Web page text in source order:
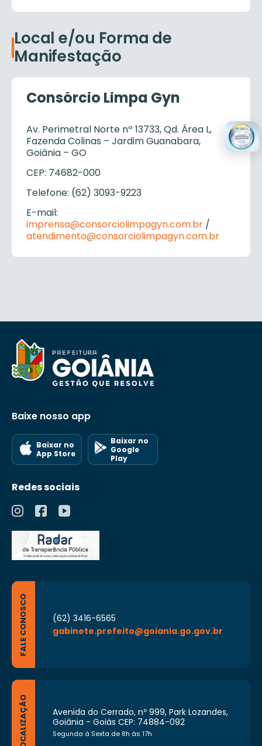
Local e/ou Forma de
Manifestação
Consórcio Limpa Gyn
Av. Perimetral Norte nº 13733, Qd. Área L,
Fazenda Colinas – Jardim Guanabara,
Goiânia – GO
CEP: 74682-000
Telefone: (62) 3093-9223
E-mail:
imprensa@consorciolimpagyn.com.br /
atendimento@consorciolimpagyn.com.br
Baixe nosso app
Baixar no
App Store
Baixar no
Google
Play
Redes sociais
FALE CONOSCO
(62) 3416-6565
gabinete.prefeito@goiania.go.gov.br
LOCALIZAÇÃO
Avenida do Cerrado, nº 999, Park Lozandes,
Goiânia - Goiás CEP: 74884-092
Segunda à Sexta de 8h às 17h